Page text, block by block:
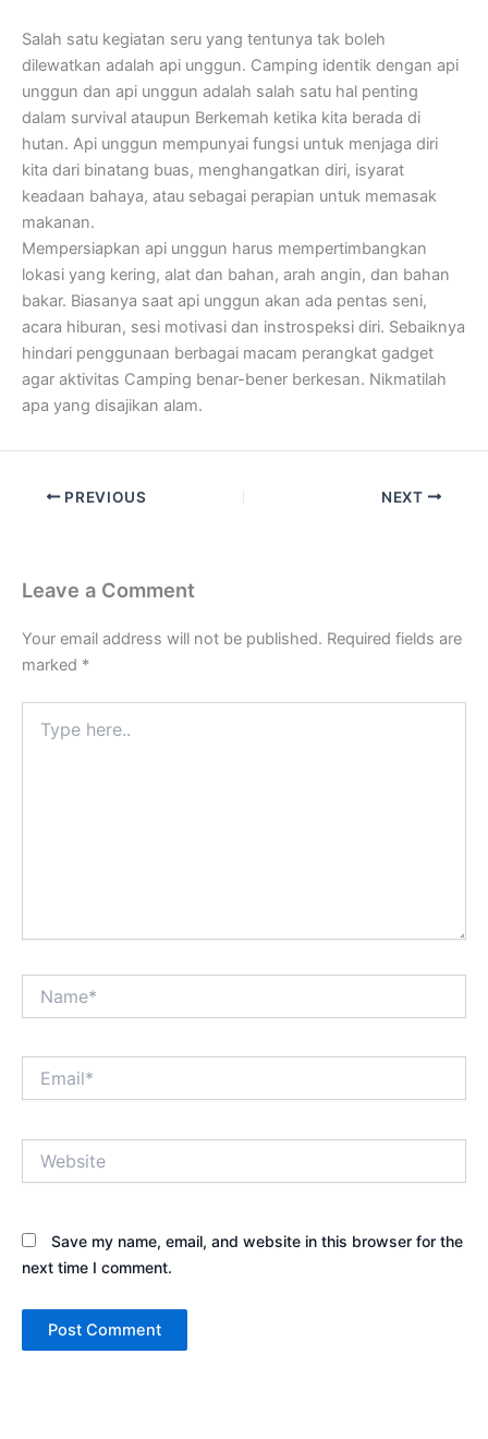
Salah satu kegiatan seru yang tentunya tak boleh
dilewatkan adalah api unggun. Camping identik dengan api
unggun dan api unggun adalah salah satu hal penting
dalam survival ataupun Berkemah ketika kita berada di
hutan. Api unggun mempunyai fungsi untuk menjaga diri
kita dari binatang buas, menghangatkan diri, isyarat
keadaan bahaya, atau sebagai perapian untuk memasak
makanan.
Mempersiapkan api unggun harus mempertimbangkan
lokasi yang kering, alat dan bahan, arah angin, dan bahan
bakar. Biasanya saat api unggun akan ada pentas seni,
acara hiburan, sesi motivasi dan instrospeksi diri. Sebaiknya
hindari penggunaan berbagai macam perangkat gadget
agar aktivitas Camping benar-bener berkesan. Nikmatilah
apa yang disajikan alam.
PREVIOUS NEXT
Leave a Comment
Your email address will not be published. Required fields are
marked *
here..
Save my name, email, and website in this browser for the
next time I comment.